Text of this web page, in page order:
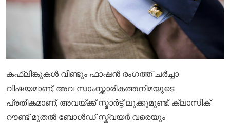
കഫ്ലിങ്കുകൾ വീണ്ടും ഫാഷൻ രംഗത്ത് ചർച്ചാ
വിഷയമാണ്, അവ സാംസ്ക്കാരികത്തനിമയുടെ
പ്രതീകമാണ്, അവയ്ക്ക് സ്മാർട്ട് ലുക്കുമുണ്ട്. ക്ലാസിക്
റൗണ്ട് മുതൽ ബോൾഡ് സ്ക്വയർ വരെയും